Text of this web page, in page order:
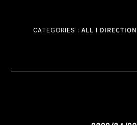
CATEGORIES : ALL | DIRECTION